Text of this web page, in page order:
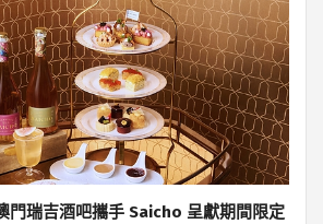
門瑞吉酒吧攜手 Saicho 呈獻期間限定